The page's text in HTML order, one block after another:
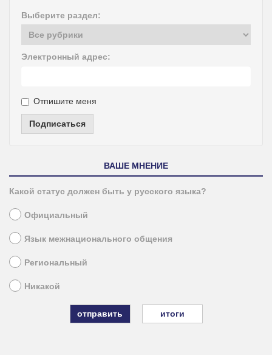
Выберите раздел:
Электронный адрес:
Отпишите меня
Подписаться
ВАШЕ МНЕНИЕ
Какой статус должен быть у русского языка?
Официальный
Язык межнационального общения
Региональный
Никакой
итоги